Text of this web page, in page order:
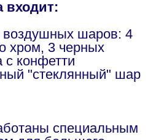
входит:
воздушных шаров: 4
хром, 3 черных
конфетти
"стеклянный" шар
специальным